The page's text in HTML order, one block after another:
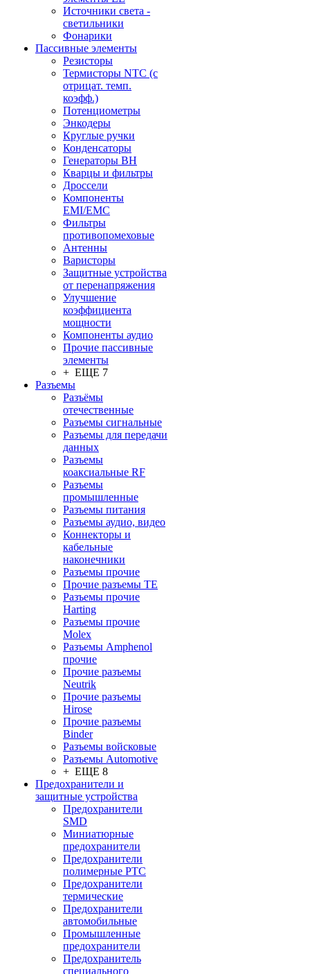
Источники света -
светильники
Фонарики
Пассивные элементы
Резисторы
Термисторы NTC (с
отрицат. темп.
коэфф.)
Потенциометры
Энкодеры
Круглые ручки
Конденсаторы
Генераторы ВН
Кварцы и фильтры
Дроссели
Компоненты
EMI/EMC
Фильтры
противопомеховые
Антенны
Варисторы
Защитные устройства
от перенапряжения
Улучшение
коэффициента
мощности
Компоненты аудио
Прочие пассивные
элементы
+ ЕЩЕ 7
Разъeмы
Разъёмы
отечественные
Разъeмы сигнальные
Разъeмы для передачи
данных
Разъeмы
коаксиальные RF
Разъeмы
промышленные
Разъeмы питания
Разъeмы аудио, видео
Коннекторы и
кабельные
наконечники
Разъeмы прочие
Прочие разъемы TE
Разъемы прочие
Harting
Разъемы прочие
Molex
Разъемы Amphenol
прочие
Прочие разъемы
Neutrik
Прочие разъемы
Hirose
Прочие разъемы
Binder
Разъемы войсковые
Разъeмы Automotive
+ ЕЩЕ 8
Предохранители и
защитные устройства
Предохранители
SMD
Миниатюрные
предохранители
Предохранители
полимерные PTC
Предохранители
термические
Предохранители
автомобильные
Промышленные
предохранители
Предохранитель
специального